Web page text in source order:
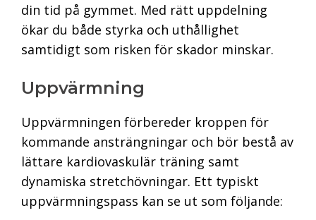
din tid på gymmet. Med rätt uppdelning
ökar du både styrka och uthållighet
samtidigt som risken för skador minskar.
Uppvärmning
Uppvärmningen förbereder kroppen för
kommande ansträngningar och bör bestå av
lättare kardiovaskulär träning samt
dynamiska stretchövningar. Ett typiskt
uppvärmningspass kan se ut som följande: